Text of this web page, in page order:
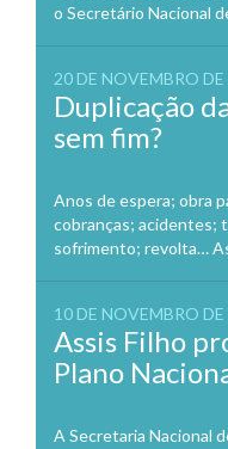
o Secretário Nacional
20 DE NOVEMBRO
Duplicação
sem fim?
Anos de espera; obra
cobranças; acidentes;
sofrimento; revolta…
10 DE NOVEMBRO
Assis Filho
Plano
A Secretaria Nacional